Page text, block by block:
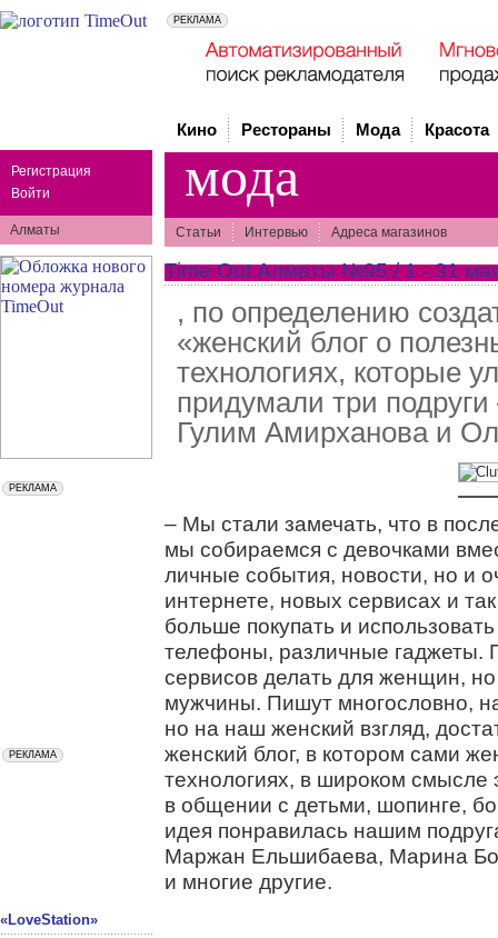
Регистрация
Войти
Алматы
«LoveStation»
Кино Рестораны Мода Красота
мода
Статьи Интервью Адреса магазинов
Time Out Алматы №95 / 1 - 31
, по определению
«женский блог о
технологиях, которые
придумали три
Гулим Амирханова и
– Мы стали замечать, что в
мы собираемся с девочками
личные события, новости, но и
интернете, новых сервисах и
больше покупать и
телефоны, различные гаджеты.
сервисов делать для женщин,
мужчины. Пишут многословно,
но на наш женский взгляд,
женский блог, в котором сами
технологиях, в широком смысле
в общении с детьми, шопинге,
идея понравилась нашим
Маржан Ельшибаева, Марина
и многие другие.